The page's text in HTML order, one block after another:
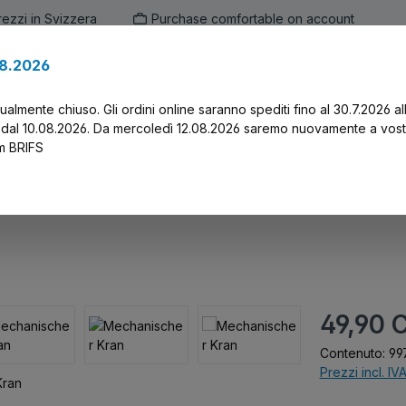
in Svizzera Purchase comfortable on account
Prezzo
49,90
Contenuto:
Prezzi incl.
chiuso. Gli ordini online saranno spediti fino al 30.7.2026
10.08.2026. Da mercoledì 12.08.2026 saremo nuovamente a
BRIFS